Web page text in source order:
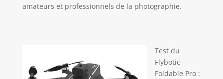
amateurs et professionnels de la photographie.
Test du
Flybotic
Foldable Pro :